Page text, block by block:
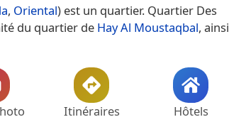
, Oriental) est un quartier. Quartier Des
du quartier de Hay Al Moustaqbal, ainsi
Itinéraires Hôtels